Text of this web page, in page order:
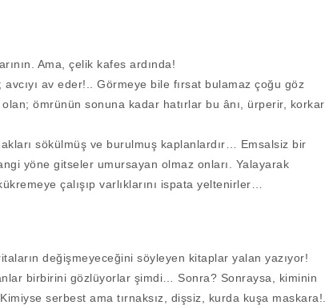
Ama, çelik kafes ardında!
avcıyı av eder!.. Görmeye bile fırsat bulamaz çoğu göz
ömrünün sonuna kadar hatırlar bu ânı, ürperir, korkar,
sökülmüş ve burulmuş kaplanlardır… Emsalsiz bir
yöne gitseler umursayan olmaz onları. Yalayarak
çalışıp varlıklarını ispata yeltenirler…
değişmeyeceğini söyleyen kitaplar yalan yazıyor!
birbirini gözlüyorlar şimdi… Sonra? Sonraysa, kiminin
serbest ama tırnaksız, dişsiz, kurda kuşa maskara!..